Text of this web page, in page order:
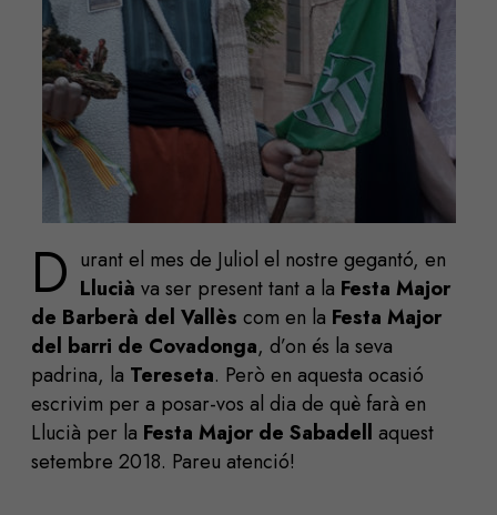
D urant el mes de Juliol el nostre gegantó, en
Llucià va ser present tant a la Festa Major
de Barberà del Vallès com en la Festa Major
del barri de Covadonga, d’on és la seva
padrina, la Tereseta. Però en aquesta ocasió
escrivim per a posar-vos al dia de què farà en
Llucià per la Festa Major de Sabadell aquest
setembre 2018. Pareu atenció!